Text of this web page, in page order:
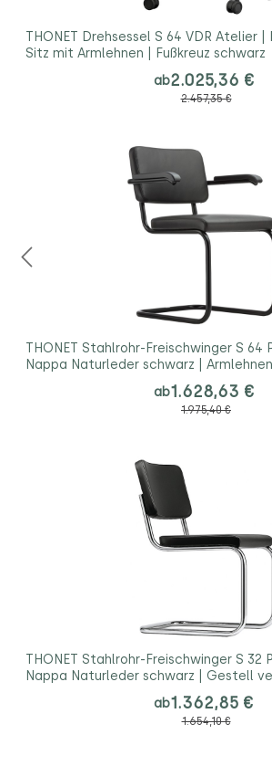
THONET Drehsessel S 64 VDR Atelier
Sitz mit Armlehnen | Fußkreuz schwarz
ab2.025,36 €
2.457,35 €
THONET Stahlrohr-Freischwinger S 64
Nappa Naturleder schwarz | Armlehnen
ab1.628,63 €
1.975,40 €
THONET Stahlrohr-Freischwinger S 32
Nappa Naturleder schwarz | Gestell
ab1.362,85 €
1.654,10 €